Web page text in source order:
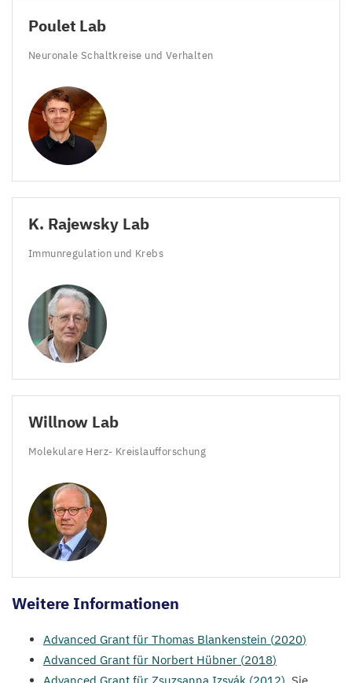
Poulet Lab
Neuronale Schaltkreise und Verhalten
K. Rajewsky Lab
Immunregulation und Krebs
Willnow Lab
Molekulare Herz- Kreislaufforschung
Weitere Informationen
Advanced Grant für Thomas Blankenstein (2020)
Advanced Grant für Norbert Hübner (2018)